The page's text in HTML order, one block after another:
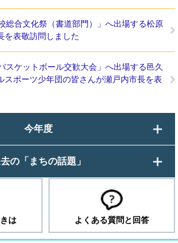
総合文化祭（書道部門）」へ出場する松原
を表敬訪問しました
スケットボール交歓大会」へ出場する邑久
スポーツ少年団の皆さんが瀬戸内市長を表
今年度
の「まちの話題」
は よくある質問と回答